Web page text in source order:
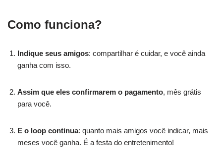
Como funciona?
Indique seus amigos: compartilhar é cuidar, e você ainda
ganha com isso.
Assim que eles confirmarem o pagamento, mês grátis
para você.
E o loop continua: quanto mais amigos você indicar, mais
meses você ganha. É a festa do entretenimento!